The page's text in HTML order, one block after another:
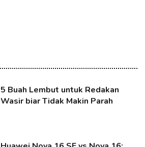
5 Buah Lembut untuk Redakan
Wasir biar Tidak Makin Parah